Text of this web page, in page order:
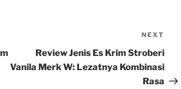
Post
NEXT
Review Jenis Es Krim Stroberi
Vanila Merk W: Lezatnya Kombinasi
Rasa